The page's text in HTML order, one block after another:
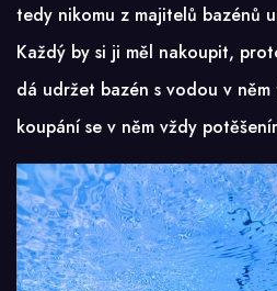
tedy nikomu z majitelů bazénů
Každý by si ji měl nakoupit,
dá udržet bazén s vodou v
koupání se v něm vždy